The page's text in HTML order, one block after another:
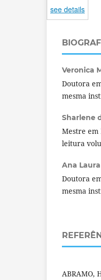
see details
Veronica
Doutora
mesma
Sharlene
Mestre em
leitura
Ana
Doutora
mesma
ABRAMO,